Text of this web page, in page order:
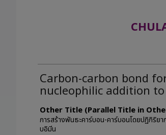
Carbon-carbon bond
nucleophilic addition
Other Title (Parallel Title in
การสร้างพันธะคาร์บอน-คาร์บอนโดยปฏิกิริย
บอิมีน